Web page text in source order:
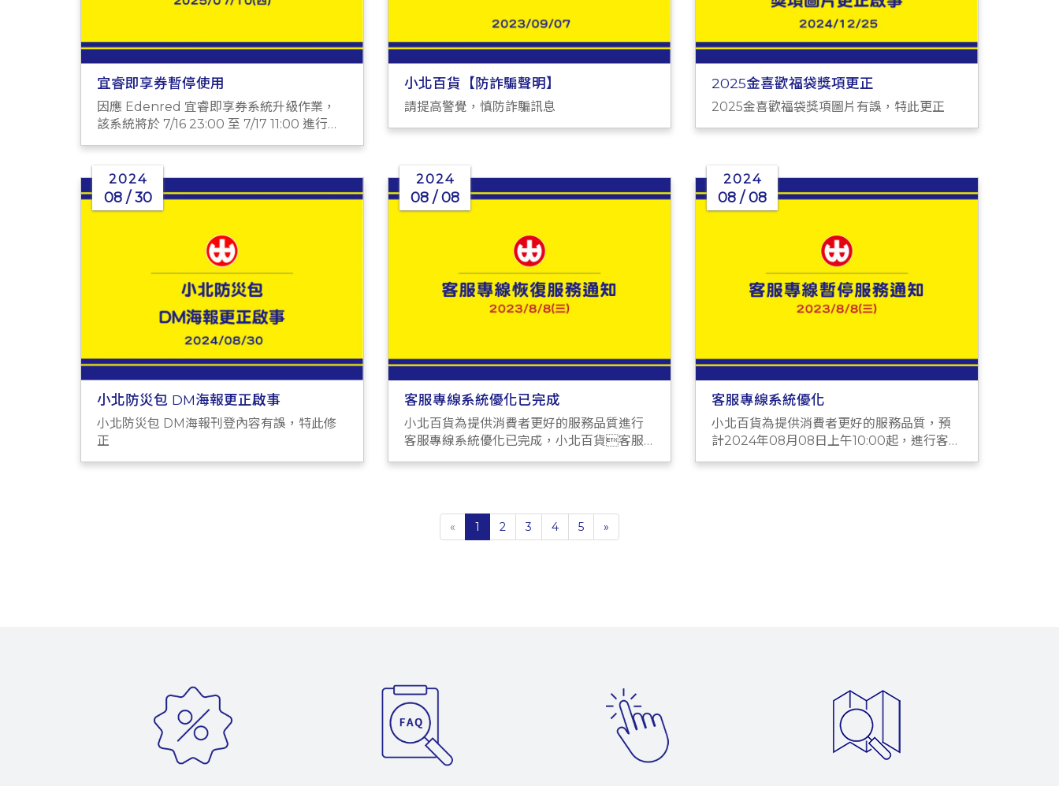
宜睿即享券暫停使用
因應 Edenred 宜睿即享券系統升級作業，
該系統將於 7/16 23:00 至 7/17 11:00 進行維
小北百貨【防詐騙聲明】
請提高警覺，慎防詐騙訊息
2025金喜歡福袋獎項更正
2025金喜歡福袋獎項圖片有誤，特此更正
2024
08 / 30
小北防災包 DM海報更正啟事
小北防災包 DM海報刊登內容有誤，特此修
正
2024
08 / 08
客服專線系統優化已完成
小北百貨為提供消費者更好的服務品質進行
客服專線系統優化已完成，小北百貨客服
在此為您服務。
2024
08 / 08
客服專線系統優化
小北百貨為提供消費者更好的服務品質，預
計2024年08月08日上午10:00起，進行客服
專線系統優化暫時無法使用。
« 1 2 3 4 5 »